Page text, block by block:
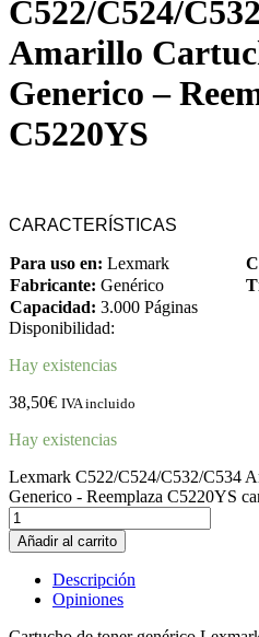
C522/C524/
Amarillo
Generico –
C5220YS
CARACTERÍSTICAS
Para uso en: Lexmark
Fabricante: Genérico
Capacidad: 3.000 Páginas
Disponibilidad:
Hay existencias
38,50€ IVA incluido
Hay existencias
Lexmark C522/C524/C532/C534
Generico - Reemplaza C5220YS
Añadir al carrito
Descripción
Opiniones